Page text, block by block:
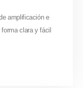
amplificación e
clara y fácil